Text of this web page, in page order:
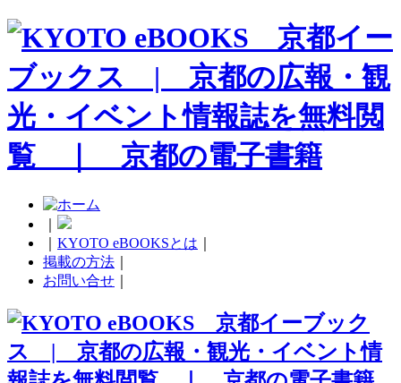
KYOTO eBOOKSとは
掲載の方法
お問い合せ